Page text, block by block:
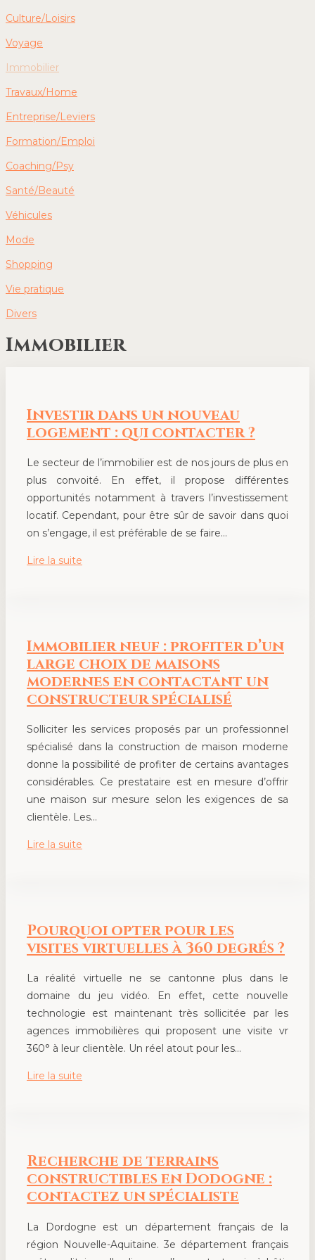
Culture/Loisirs
Voyage
Immobilier
Travaux/Home
Entreprise/Leviers
Formation/Emploi
Coaching/Psy
Santé/Beauté
Véhicules
Mode
Shopping
Vie pratique
Divers
Immobilier
Investir dans un nouveau
logement : qui contacter ?
Le secteur de l’immobilier est de nos jours de plus en
plus convoité. En effet, il propose différentes
opportunités notamment à travers l’investissement
locatif. Cependant, pour être sûr de savoir dans quoi
on s’engage, il est préférable de se faire…
Lire la suite
Immobilier neuf : profiter d’un
large choix de maisons
modernes en contactant un
constructeur spécialisé
Solliciter les services proposés par un professionnel
spécialisé dans la construction de maison moderne
donne la possibilité de profiter de certains avantages
considérables. Ce prestataire est en mesure d’offrir
une maison sur mesure selon les exigences de sa
clientèle. Les…
Lire la suite
Pourquoi opter pour les
visites virtuelles à 360 degrés ?
La réalité virtuelle ne se cantonne plus dans le
domaine du jeu vidéo. En effet, cette nouvelle
technologie est maintenant très sollicitée par les
agences immobilières qui proposent une visite vr
360° à leur clientèle. Un réel atout pour les…
Lire la suite
Recherche de terrains
constructibles en Dodogne :
contactez un spécialiste
La Dordogne est un département français de la
région Nouvelle-Aquitaine. 3e département français